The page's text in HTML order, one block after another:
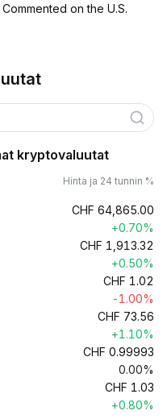
on the U.S.
kryptovaluutat
Hinta ja 24 tunnin %
CHF 64,865.00
+0.70%
CHF 1,913.32
+0.50%
CHF 1.02
-1.00%
CHF 73.56
+1.10%
CHF 0.99993
0.00%
CHF 1.03
+0.80%